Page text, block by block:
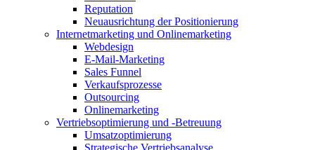
Reputation
Neuausrichtung der Positionierung
Internetmarketing und Onlinemarketing
Webdesign
E-Mail-Marketing
Sales Funnel
Verkaufsprozesse
Outsourcing
Onlinemarketing
Vertriebsoptimierung und -Betreuung
Umsatzoptimierung
Strategische Vertriebsanalyse